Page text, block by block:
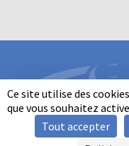
Ce site utilise des
que vous souhaitez
Tout accepter
INFORMATIONS